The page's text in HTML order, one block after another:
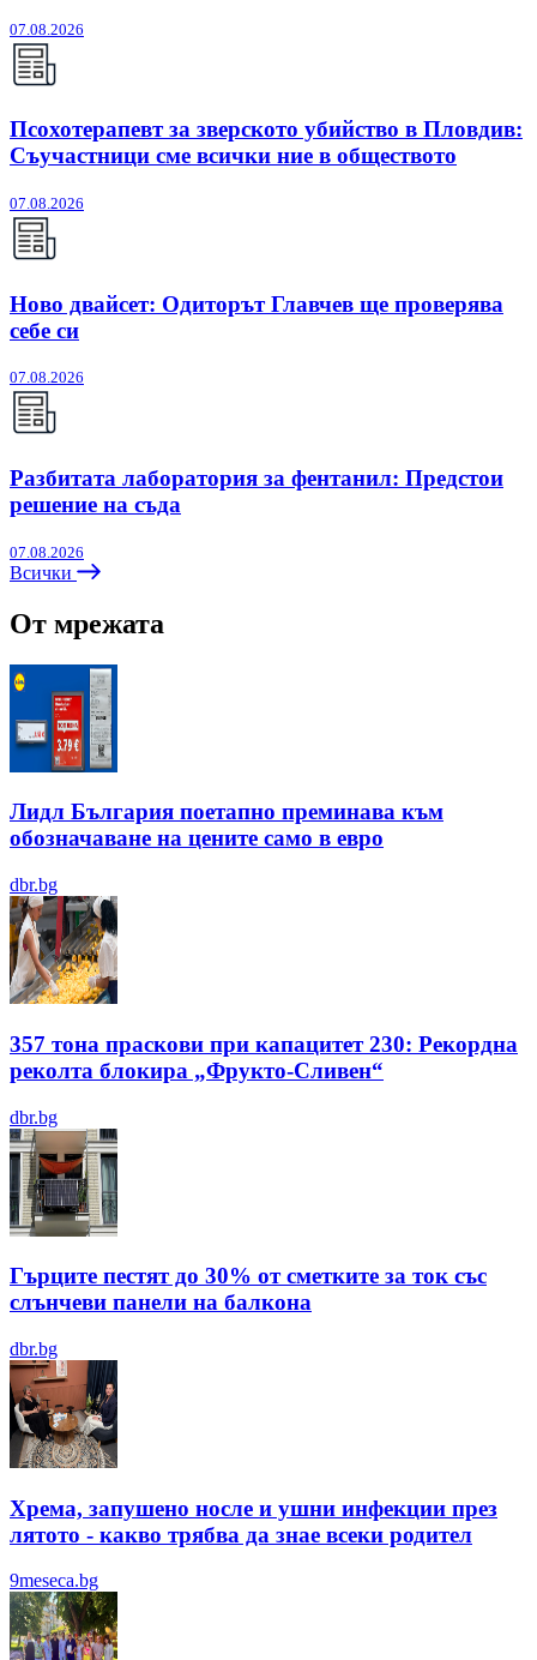
07.08.2026
Псохотерапевт за зверското убийство в Пловдив:
Съучастници сме всички ние в обществото
07.08.2026
Ново двайсет: Одиторът Главчев ще проверява
себе си
07.08.2026
Разбитата лаборатория за фентанил: Предстои
решение на съда
07.08.2026
Всички
От мрежата
Лидл България поетапно преминава към
обозначаване на цените само в евро
dbr.bg
357 тона праскови при капацитет 230: Рекордна
реколта блокира „Фрукто-Сливен“
dbr.bg
Гърците пестят до 30% от сметките за ток със
слънчеви панели на балкона
dbr.bg
Хрема, запушено носле и ушни инфекции през
лятотo - какво трябва да знае всеки родител
9meseca.bg